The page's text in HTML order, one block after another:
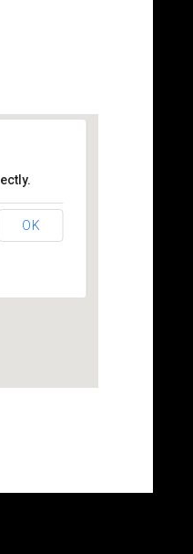
OK